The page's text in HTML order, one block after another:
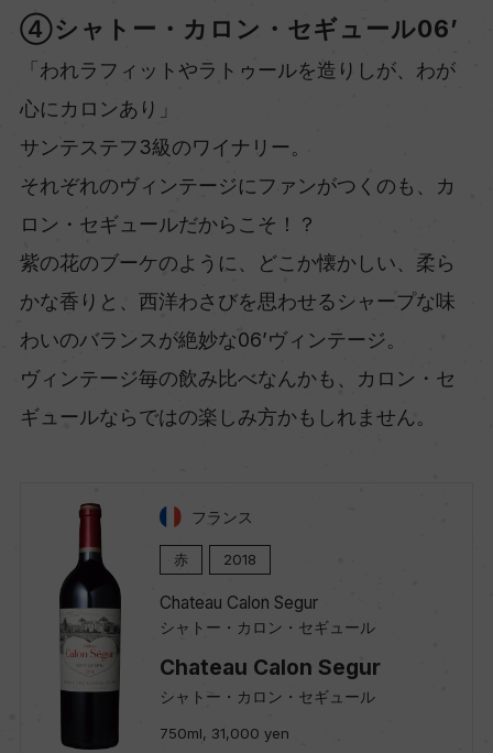
④シャトー・カロン・セギュール06’
「われラフィットやラトゥールを造りしが、わが
心にカロンあり」
サンテステフ3級のワイナリー。
それぞれのヴィンテージにファンがつくのも、カ
ロン・セギュールだからこそ！？
紫の花のブーケのように、どこか懐かしい、柔ら
かな香りと、西洋わさびを思わせるシャープな味
わいのバランスが絶妙な06’ヴィンテージ。
ヴィンテージ毎の飲み比べなんかも、カロン・セ
ギュールならではの楽しみ方かもしれません。
フランス
赤 2018
Chateau Calon Segur
シャトー・カロン・セギュール
Chateau Calon Segur
シャトー・カロン・セギュール
750ml, 31,000 yen